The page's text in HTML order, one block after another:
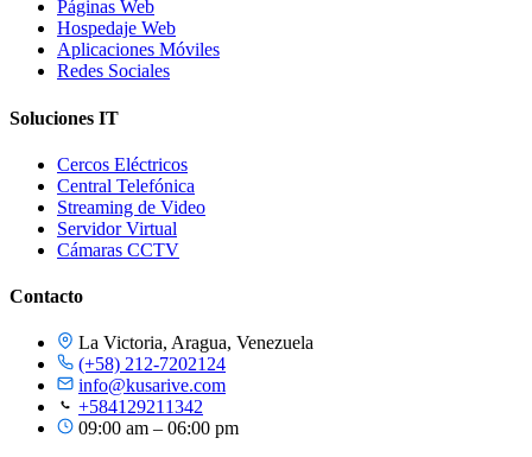
Páginas Web
Hospedaje Web
Aplicaciones Móviles
Redes Sociales
Soluciones IT
Cercos Eléctricos
Central Telefónica
Streaming de Video
Servidor Virtual
Cámaras CCTV
Contacto
La Victoria, Aragua, Venezuela
(+58) 212-7202124
info@kusarive.com
+584129211342
09:00 am – 06:00 pm